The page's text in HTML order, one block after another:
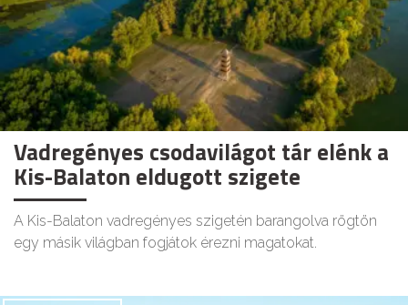
Vadregényes csodavilágot tár elénk a
Kis-Balaton eldugott szigete
A Kis-Balaton vadregényes szigetén barangolva rögtön
egy másik világban fogjátok érezni magatokat.